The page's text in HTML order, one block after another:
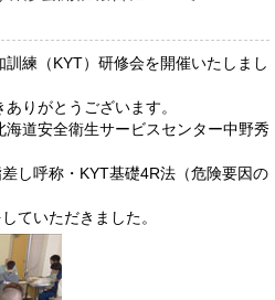
練（KYT）研修会を開催いたしまし
りがとうございます。
道安全衛生サービスセンター中野秀
し呼称・KYT基礎4R法（危険要因の
ていただきました。